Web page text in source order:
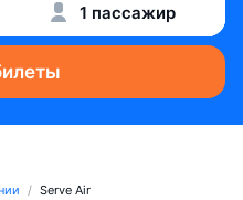
1 пассажир
Serve Air